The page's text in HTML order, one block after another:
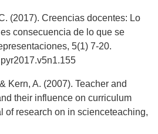
(2017). Creencias docentes: Lo
consecuencia de lo que se
5(1) 7-20.
Kern, A. (2007). Teacher and
their influence on curriculum
of research on in scienceteaching,